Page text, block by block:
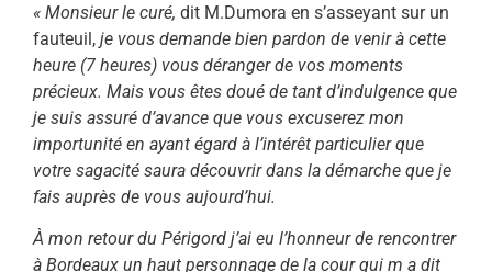
« Monsieur le curé, dit M.Dumora en s’asseyant sur un
fauteuil, je vous demande bien pardon de venir à cette
heure (7 heures) vous déranger de vos moments
précieux. Mais vous êtes doué de tant d’indulgence que
je suis assuré d’avance que vous excuserez mon
importunité en ayant égard à l’intérêt particulier que
votre sagacité saura découvrir dans la démarche que je
fais auprès de vous aujourd’hui.
À mon retour du Périgord j’ai eu l’honneur de rencontrer
à Bordeaux un haut personnage de la cour qui m a dit